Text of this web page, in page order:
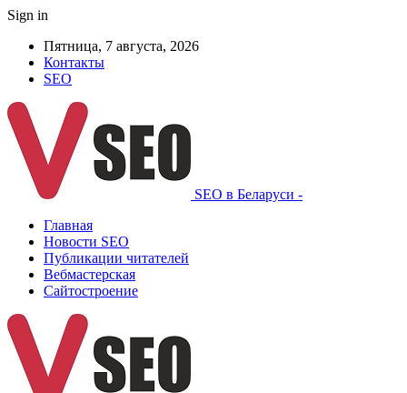
Sign in
Пятница, 7 августа, 2026
Контакты
SEO
SEO в Беларуси -
Главная
Новости SEO
Публикации читателей
Вебмастерская
Сайтостроение